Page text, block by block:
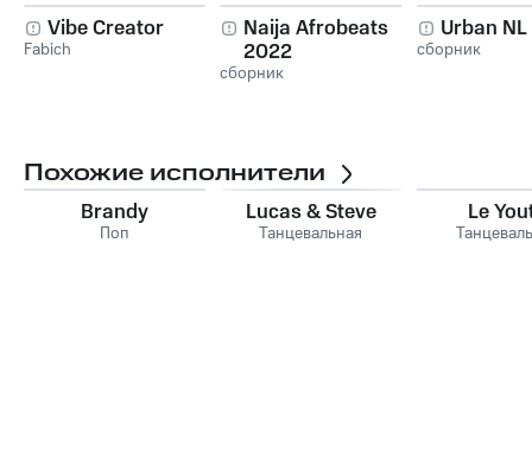
Vibe Creator
Fabich
Naija Afrobeats
2022
сборник
Urban
сборник
Похожие исполнители
Brandy
Поп
Lucas & Steve
Танцевальная
Le